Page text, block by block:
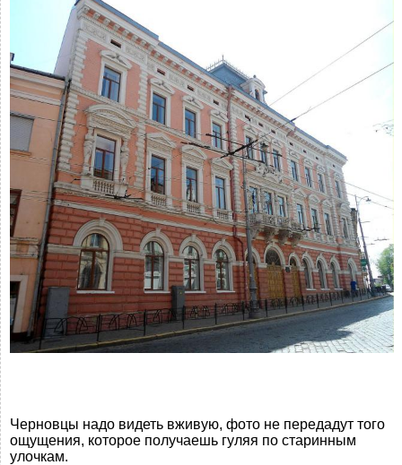
Черновцы надо видеть вживую, фото не передадут того
ощущения, которое получаешь гуляя по старинным
улочкам.